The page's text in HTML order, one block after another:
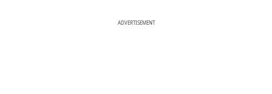
ADVERTISEMENT